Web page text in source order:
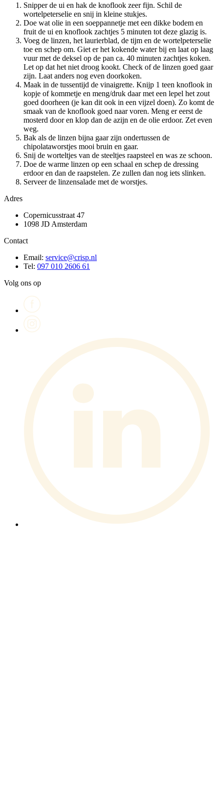
Snipper de ui en hak de knoflook zeer fijn. Schil de
wortelpeterselie en snij in kleine stukjes.
Doe wat olie in een soeppannetje met een dikke bodem en
fruit de ui en knoflook zachtjes 5 minuten tot deze glazig is.
Voeg de linzen, het laurierblad, de tijm en de wortelpeterselie
toe en schep om. Giet er het kokende water bij en laat op laag
vuur met de deksel op de pan ca. 40 minuten zachtjes koken.
Let op dat het niet droog kookt. Check of de linzen goed gaar
zijn. Laat anders nog even doorkoken.
Maak in de tussentijd de vinaigrette. Knijp 1 teen knoflook in
kopje of kommetje en meng/druk daar met een lepel het zout
goed doorheen (je kan dit ook in een vijzel doen). Zo komt de
smaak van de knoflook goed naar voren. Meng er eerst de
mosterd door en klop dan de azijn en de olie erdoor. Zet even
weg.
Bak als de linzen bijna gaar zijn ondertussen de
chipolataworstjes mooi bruin en gaar.
Snij de worteltjes van de steeltjes raapsteel en was ze schoon.
Doe de warme linzen op een schaal en schep de dressing
erdoor en dan de raapstelen. Ze zullen dan nog iets slinken.
Serveer de linzensalade met de worstjes.
Adres
Copernicusstraat 47
1098 JD Amsterdam
Contact
Email: service@crisp.nl
Tel: 097 010 2606 61
Volg ons op